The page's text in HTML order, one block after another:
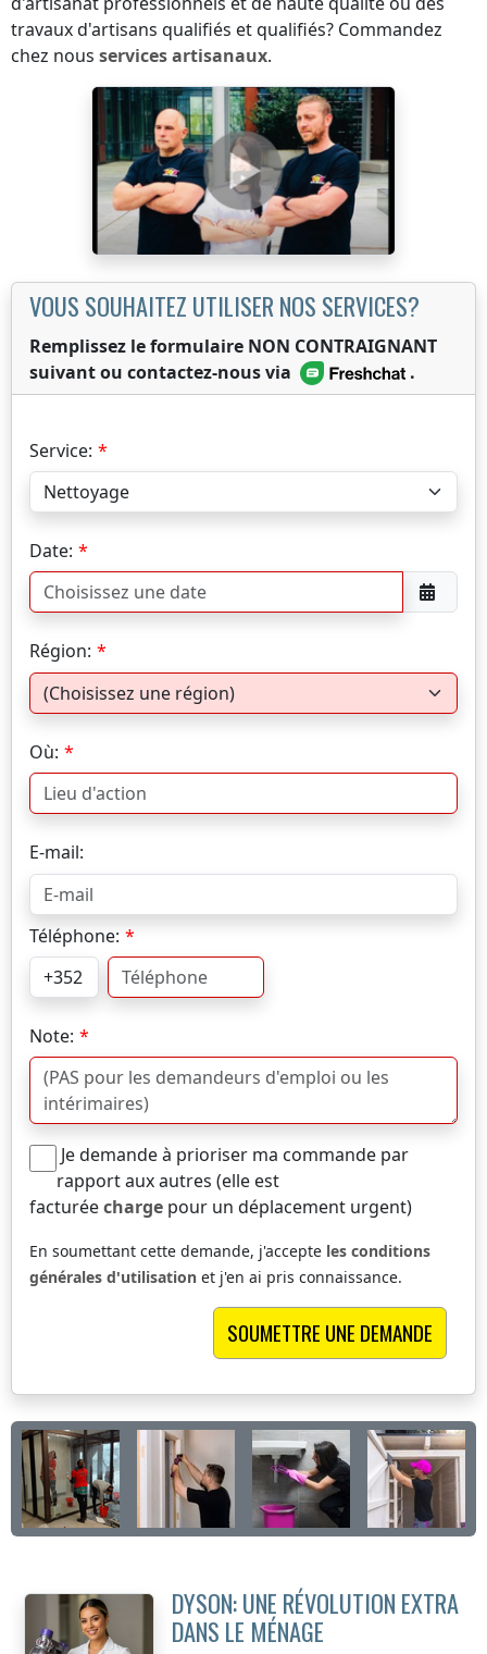
travaux d'artisans qualifiés et qualifiés? Commandez
chez nous services artisanaux.
VOUS SOUHAITEZ UTILISER NOS SERVICES?
Remplissez le formulaire NON CONTRAIGNANT
suivant ou contactez-nous via
.
Service:
Date:
Région:
Où:
E-mail:
Téléphone:
Note:
Je demande à prioriser ma commande par
rapport aux autres (elle est
facturéecharge pour un déplacement urgent)
En soumettant cette demande, j'accepte les conditions
générales d'utilisation et j'en ai pris connaissance.
DYSON: UNE RÉVOLUTION EXTRA
DANS LE MÉNAGE